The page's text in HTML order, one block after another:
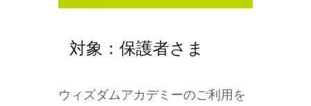
対象：保護者さま
ウィズダムアカデミーのご利用を